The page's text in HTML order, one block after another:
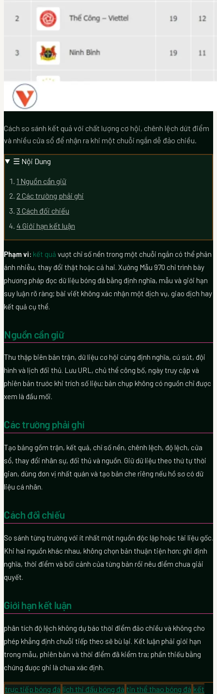
Cách so sánh kết quả với chất lượng cơ hội, chênh lệch dứt điểm
và nhiều cửa sổ để nhận ra khi một chuỗi ngắn dễ đảo chiều.
☰ Nội Dung
1 Nguồn cần giữ
2 Các trường phải ghi
3 Cách đối chiếu
4 Giới hạn kết luận
Phạm vi: kết quả vượt chỉ số nền trong một chuỗi ngắn có thể phản
ánh nhiễu, thay đổi thật hoặc cả hai. Xưởng Mẫu 970 chỉ trình bày
phương pháp đọc dữ liệu bóng đá bằng định nghĩa, mẫu và giới hạn
suy luận rõ ràng; bài viết không xác nhận một dịch vụ, giao dịch hay
kết quả cụ thể.
Nguồn cần giữ
Thu thập biên bản trận, dữ liệu cơ hội cùng định nghĩa, cú sút, đội
hình và lịch đối thủ. Lưu URL, chủ thể công bố, ngày truy cập và
phiên bản trước khi trích số liệu; bản chụp không có nguồn chỉ được
xem là đầu mối.
Các trường phải ghi
Tạo bảng gồm trận, kết quả, chỉ số nền, chênh lệch, độ lệch, cửa
sổ, thay đổi nhân sự, đối thủ và nguồn. Giữ dữ liệu theo thứ tự thời
gian, dùng đơn vị nhất quán và tạo bản che riêng nếu hồ sơ có dữ
liệu cá nhân.
Cách đối chiếu
So sánh từng trường với ít nhất một nguồn độc lập hoặc tài liệu gốc.
Khi hai nguồn khác nhau, không chọn bản thuận tiện hơn; ghi định
nghĩa, thời điểm và bối cảnh của từng bản rồi nêu điểm chưa giải
quyết.
Giới hạn kết luận
phân tích độ lệch không dự báo thời điểm đảo chiều và không cho
phép khẳng định chuỗi tiếp theo sẽ bù lại. Kết luận phải giới hạn
trong mẫu, phiên bản và thời điểm đã kiểm tra; phần thiếu bằng
chứng được ghi là chưa xác định.
trực tiếp bóng đá lịch thi đấu bóng đá tin thể thao bóng đá kết